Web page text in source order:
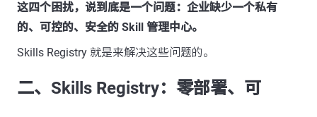
这四个困扰，说到底是一个问题：企业缺少一个私有
的、可控的、安全的 Skill 管理中心。
Skills Registry 就是来解决这些问题的。
二、Skills Registry：零部署、可